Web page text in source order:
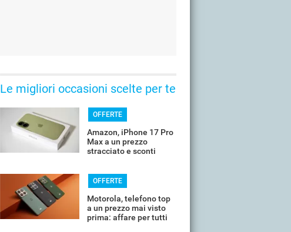
Le migliori occasioni scelte per te
OFFERTE
Amazon, iPhone 17 Pro
Max a un prezzo
stracciato e sconti
OFFERTE
Motorola, telefono top
a un prezzo mai visto
prima: affare per tutti